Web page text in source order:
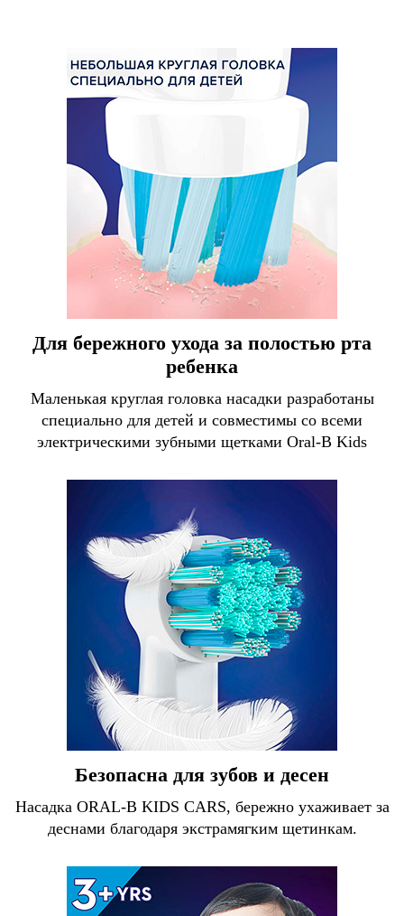
Для бережного ухода за полостью рта
ребенка
Маленькая круглая головка насадки разработаны
специально для детей и совместимы со всеми
электрическими зубными щетками Oral-B Kids
Безопасна для зубов и десен
Насадка ORAL-B KIDS CARS, бережно ухаживает за
деснами благодаря экстрамягким щетинкам.